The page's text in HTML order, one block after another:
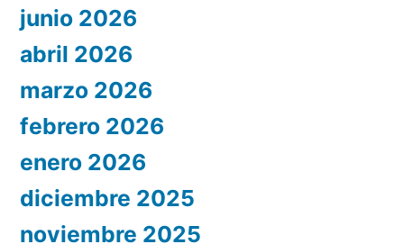
junio 2026
abril 2026
marzo 2026
febrero 2026
enero 2026
diciembre 2025
noviembre 2025